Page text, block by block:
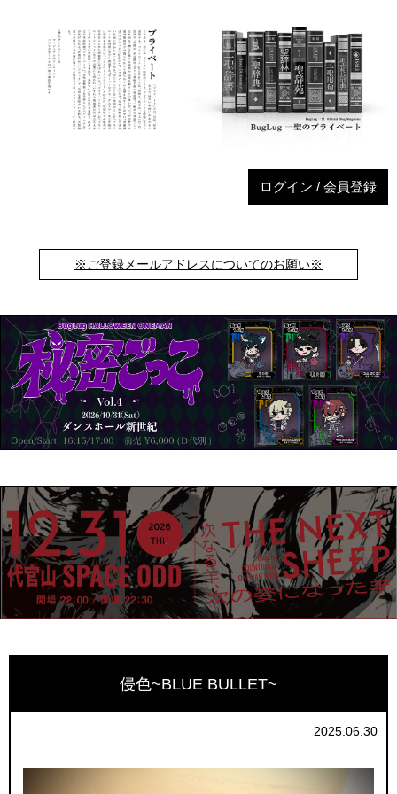
ログイン / 会員登録
※ご登録メールアドレスについてのお願い※
侵色~BLUE BULLET~
2025.06.30